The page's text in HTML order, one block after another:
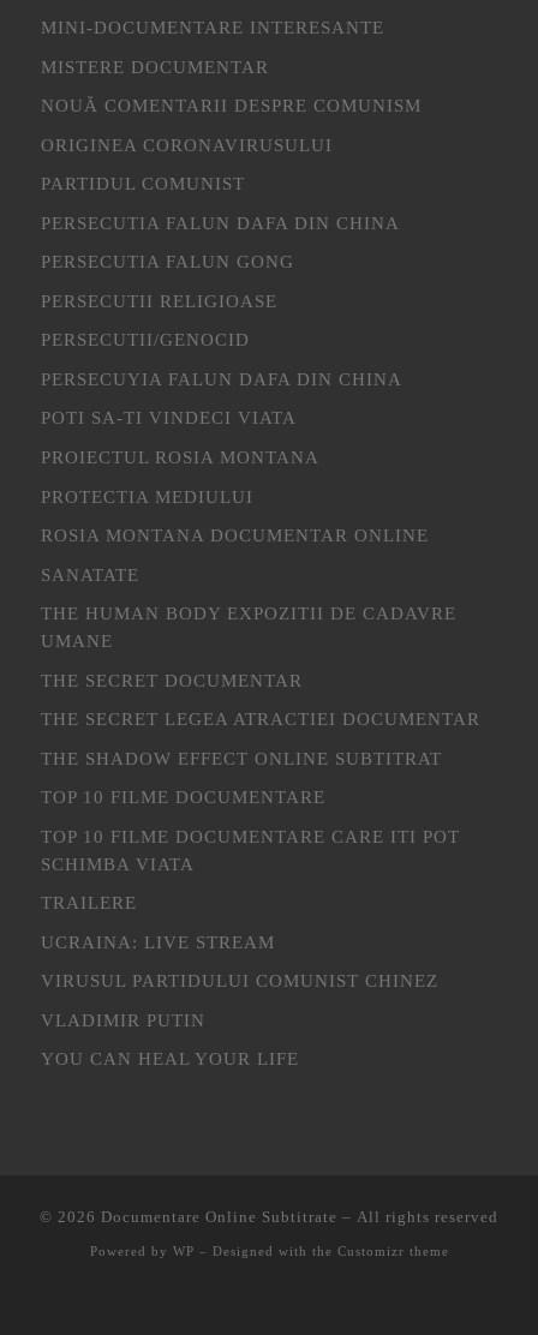
MINI-DOCUMENTARE INTERESANTE
MISTERE DOCUMENTAR
NOUĂ COMENTARII DESPRE COMUNISM
ORIGINEA CORONAVIRUSULUI
PARTIDUL COMUNIST
PERSECUTIA FALUN DAFA DIN CHINA
PERSECUTIA FALUN GONG
PERSECUTII RELIGIOASE
PERSECUTII/GENOCID
PERSECUYIA FALUN DAFA DIN CHINA
POTI SA-TI VINDECI VIATA
PROIECTUL ROSIA MONTANA
PROTECTIA MEDIULUI
ROSIA MONTANA DOCUMENTAR ONLINE
SANATATE
THE HUMAN BODY EXPOZITII DE CADAVRE
UMANE
THE SECRET DOCUMENTAR
THE SECRET LEGEA ATRACTIEI DOCUMENTAR
THE SHADOW EFFECT ONLINE SUBTITRAT
TOP 10 FILME DOCUMENTARE
TOP 10 FILME DOCUMENTARE CARE ITI POT
SCHIMBA VIATA
TRAILERE
UCRAINA: LIVE STREAM
VIRUSUL PARTIDULUI COMUNIST CHINEZ
VLADIMIR PUTIN
YOU CAN HEAL YOUR LIFE
© 2026 Documentare Online Subtitrate – All rights reserved
Powered by WP – Designed with the Customizr theme